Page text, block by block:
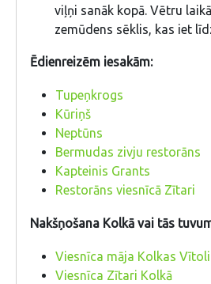
viļņi sanāk kopā. Vētru
zemūdens sēklis, kas iet
Ēdienreizēm iesakām:
Tupeņkrogs
Kūriņš
Neptūns
Bermudas zivju restorāns
Kapteinis Grants
Restorāns viesnīcā Zītari
Nakšņošana Kolkā vai tās
Viesnīca māja Kolkas Vītoli
Viesnīca Zītari Kolkā